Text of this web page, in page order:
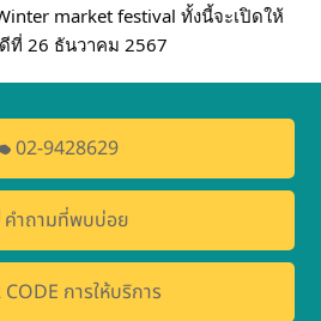
market festival ทั้งนี้จะเปิดให้
ที่ 26 ธันวาคม 2567
02-9428629
คำถามที่พบบ่อย
การให้บริการ